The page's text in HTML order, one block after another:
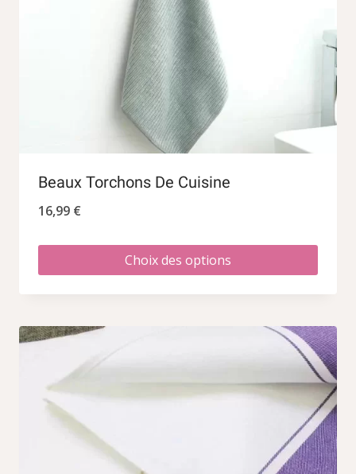
Beaux Torchons De Cuisine
16,99 €
Choix des options
a
plusieurs
variations.
Les
options